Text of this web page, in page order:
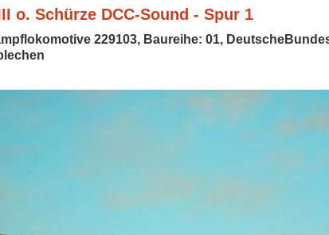
o. Schürze DCC-Sound - Spur 1
229103, Baureihe: 01,